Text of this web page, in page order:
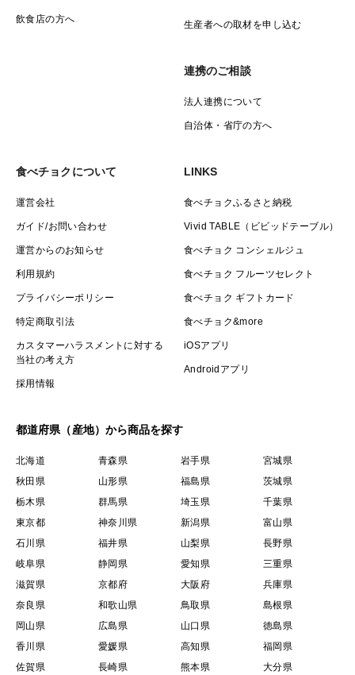
飲食店の方へ 生産者への取材を申し込む
連携のご相談
法人連携について
自治体・省庁の方へ
食べチョクについて
運営会社
ガイド/お問い合わせ
運営からのお知らせ
利用規約
プライバシーポリシー
特定商取引法
カスタマーハラスメントに対する
当社の考え方
採用情報
LINKS
食べチョクふるさと納税
Vivid TABLE（ビビッドテーブル）
食べチョク コンシェルジュ
食べチョク フルーツセレクト
食べチョク ギフトカード
食べチョク&more
iOSアプリ
Androidアプリ
都道府県（産地）から商品を探す
北海道 青森県 岩手県
宮城県
秋田県
山形県 福島県
茨城県
栃木県
群馬県 埼玉県
千葉県
東京都
神奈川県 新潟県
富山県
石川県
福井県 山梨県
長野県
岐阜県
静岡県 愛知県
三重県
滋賀県
京都府 大阪府
兵庫県
奈良県
和歌山県 鳥取県
島根県
岡山県
広島県 山口県
徳島県
香川県
愛媛県 高知県
福岡県
佐賀県
長崎県 熊本県 大分県